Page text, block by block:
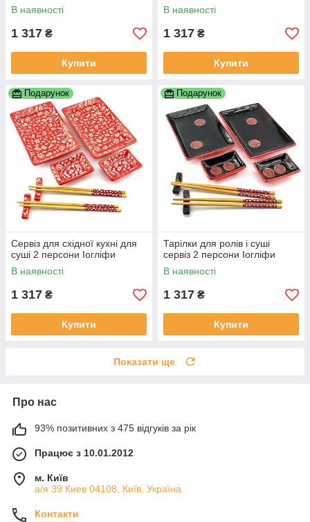
В наявності
1 317 ₴
Купити
В наявності
1 317 ₴
Купити
Подарунок
Сервіз для східної кухні для
суші 2 персони Іогліфи
В наявності
1 317 ₴
Купити
Подарунок
Тарілки для ролів і суші
сервіз 2 персони Іогліфи
В наявності
1 317 ₴
Купити
Показати ще
Про нас
93% позитивних з 475 відгуків за рік
Працює з 10.01.2012
м. Київ
а/я 39 Киев 04108, Київ, Україна
Контакти